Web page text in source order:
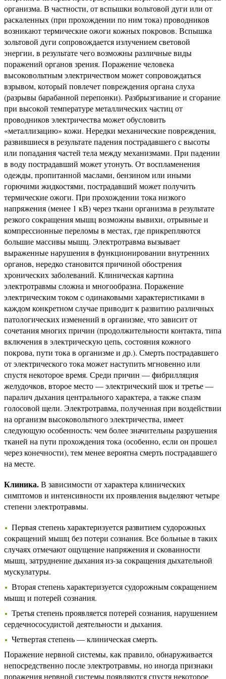
организма. В частности, от вспышки вольтовой дуги или от
раскаленных (при прохождении по ним тока) проводников
возникают термические ожоги кожных покровов. Вспышка
зольтовой дуги сопровождается излучением световой
энергии, в результате чего возможны различные виды
поражений органов зрения. Поражение человека
высоковольтным электричеством может сопровождаться
взрывом, который повлечет повреждения органа слуха
(разрывы барабанной перепонки). Разбрызгивание и сгорание
при высокой температуре металлических частиц от
проводников электричества может обусловить
«металлизацию» кожи. Нередки механические повреждения,
развившиеся в результате падения пострадавшего с высоты
или попадания частей тела между механизмами. При падении
в воду пострадавший может утонуть. От воспламенения
одежды, пропитанной маслами, бензином или иными
горючими жидкостями, пострадавший может получить
термические ожоги. При прохождении тока низкого
напряжения (менее 1 кВ) через ткани организма в результате
резкого сокращения мышц возможны вывихи, отрывные и
компрессионные переломы в местах, где прикрепляются
большие массивы мышц. Электротравма вызывает
выраженные нарушения в функционировании внутренних
органов, нередко становится причиной обострения
хронических заболеваний. Клиническая картина
электротравмы сложна и многообразна. Поражение
электрическим током с одинаковыми характеристиками в
каждом конкретном случае приводит к развитию различных
патологических изменений в организме, что зависит от
сочетания многих причин (продолжительности контакта, типа
включения в электрическую цепь, состояния кожного
покрова, пути тока в организме и др.). Смерть пострадавшего
от электрического тока может наступить мгновенно или
спустя некоторое время. Среди причин — фибрилляция
желудочков, второе место — электрический шок и третье —
паралич дыхания центрального характера, а также спазм
голосовой щели. Электротравма, полученная при воздействии
на организм высоковольтного электричества, имеет
следующую особенность: чем более значительны разрушения
тканей на пути прохождения тока (особенно, если он прошел
через конечности), тем менее вероятна смерть пострадавшего
на месте.
Клиника.В зависимости от характера клинических
симптомов и интенсивности их проявления выделяют четыре
степени электротравмы.
Первая степень характеризуется развитием судорожных
сокращений мышц без потери сознания. Все больные в таких
случаях отмечают ощущение напряжения и скованности
мышц, затруднение дыхания из-за сокращения дыхательной
мускулатуры.
Вторая степень характеризуется судорожным сокращением
мышц и потерей сознания.
Третья степень проявляется потерей сознания, нарушением
сердечно­сосудистой деятельности и дыхания.
Четвертая степень — клиническая смерть.
Поражение нервной системы, как правило, обнаруживается
непосредственно после электротравмы, но иногда признаки
поражения нервной системы появляются спустя некоторое